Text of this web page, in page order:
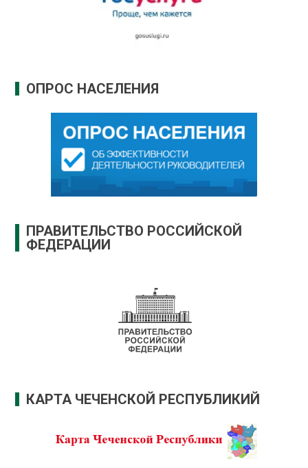
ОПРОС НАСЕЛЕНИЯ
ПРАВИТЕЛЬСТВО РОССИЙСКОЙ
ФЕДЕРАЦИИ
КАРТА ЧЕЧЕНСКОЙ РЕСПУБЛИКИЙ